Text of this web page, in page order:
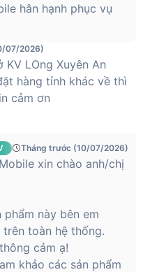
hân hạnh phục vụ
07/2026)
LOng Xuyên An
hàng tỉnh khác về thì
cảm ơn
Tháng trước (10/07/2026)
xin chào anh/chị
này bên em
toàn hệ thống.
cảm ạ!
khảo các sản phẩm